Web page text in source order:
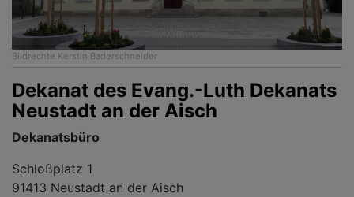
Bildrechte Kerstin Baderschneider
Dekanat des Evang.-Luth Dekanats
Neustadt an der Aisch
Dekanatsbüro
Schloßplatz 1
91413 Neustadt an der Aisch